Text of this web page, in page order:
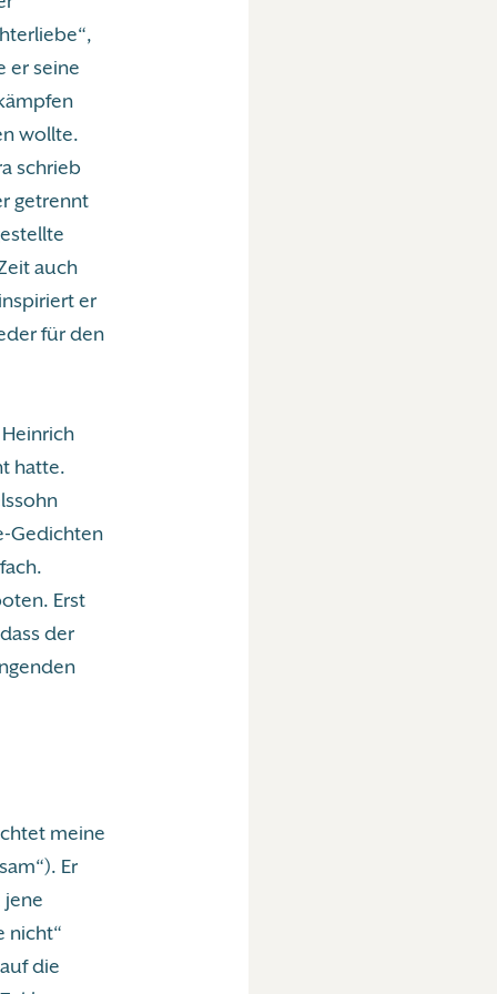
er seine
wollte.
schrieb
getrennt
auch
er
für den
hatte.
Gedichten
Erst
der
meine
Er
jene
nicht“
die